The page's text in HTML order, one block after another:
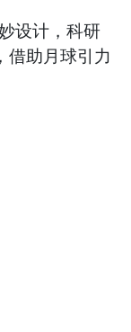
设计，科研
借助月球引力